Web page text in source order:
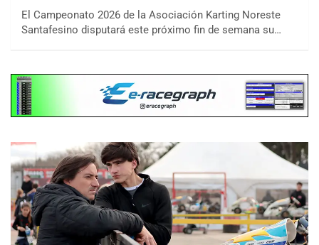
El Campeonato 2026 de la Asociación Karting Noreste
Santafesino disputará este próximo fin de semana su…